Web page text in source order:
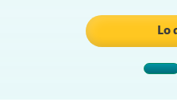
Lo